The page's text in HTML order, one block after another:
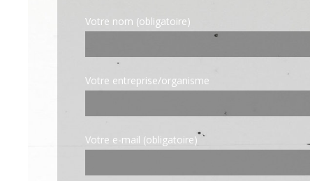
Votre nom (obligatoire)
Votre entreprise/organisme
Votre e-mail (obligatoire)